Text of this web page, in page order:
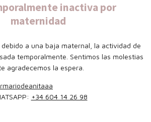
inactiva por
maternidad
a una baja maternal, la actividad de
temporalmente. Sentimos las molestias
agradecemos la espera.
+34 604 14 26 98